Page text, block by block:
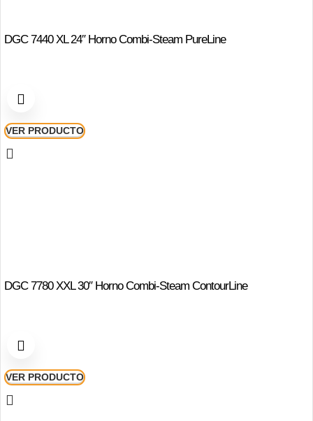
DGC 7440 XL 24″ Horno Combi-Steam PureLine
VER PRODUCTO
DGC 7780 XXL 30″ Horno Combi-Steam ContourLine
VER PRODUCTO